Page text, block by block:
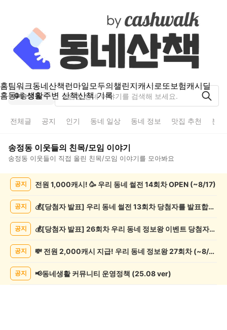
홈팀워크동네산책런마일모두의챌린지캐시로또보험캐시딜
홈동네 생활주변 산책산책 기록
송정동
전체글 공지 인기 동네 일상 동네 정보 맛집 추천 분
송정동 이웃들의 친목/모임 이야기
송정동 이웃들이 직접 올린 친목/모임 이야기를 모아봐요
록
공지 전원 1,000캐시! 🥳 우리 동네 썰전 14회차 OPEN (~8/17)
공지 💰[당첨자 발표] 우리 동네 썰전 13회차 당첨자를 발표합니다!
공지 💰[당첨자 발표] 26회차 우리 동네 정보왕 이벤트 당첨자를 발표합니다!
공지 💸 전원 2,000캐시 지급! 우리 동네 정보왕 27회차 (~8/10)
공지 📢동네생활 커뮤니티 운영정책 (25.08 ver)